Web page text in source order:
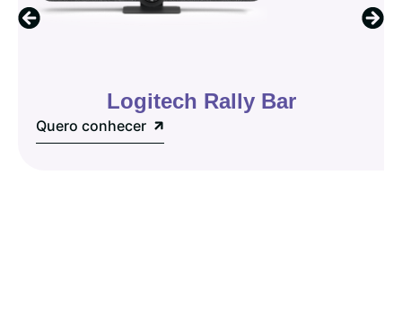
Logitech Rally Bar
Quero conhecer